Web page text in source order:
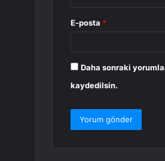
E-posta *
Daha sonraki
kaydedilsin.